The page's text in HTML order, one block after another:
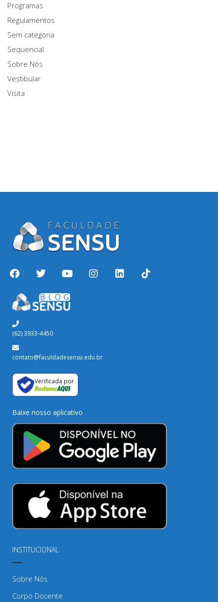
Programas
Regulamentos
Sem categoria
Sequencial
Sobre Nós
Vestibular
Visita
(62) 3933-4450
contato@faculdadesensu.edu.br
Verificada por
Baixe nosso aplicativo
INSTITUCIONAL
Sobre Nós
Corpo Docente